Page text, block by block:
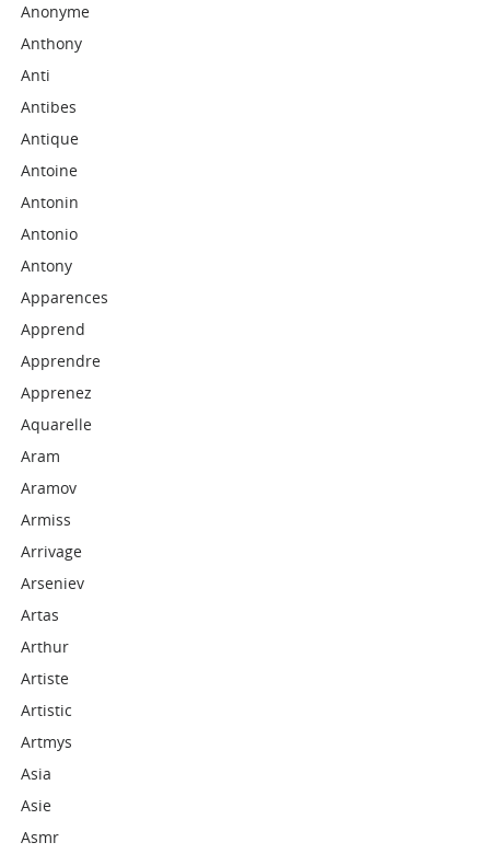
Anonyme
Anthony
Anti
Antibes
Antique
Antoine
Antonin
Antonio
Antony
Apparences
Apprend
Apprendre
Apprenez
Aquarelle
Aram
Aramov
Armiss
Arrivage
Arseniev
Artas
Arthur
Artiste
Artistic
Artmys
Asia
Asie
Asmr